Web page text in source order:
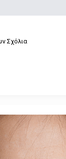
Σχόλια